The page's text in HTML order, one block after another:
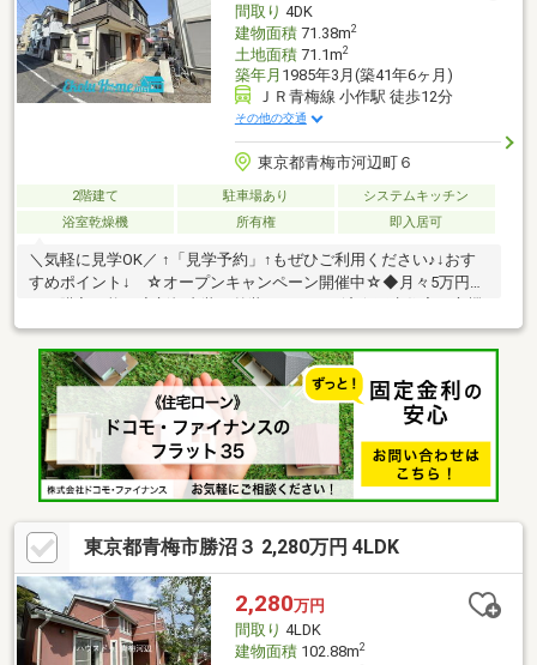
間取り 4DK
建物面積71.38m2
土地面積71.1m2
築年月 1985年3月(築41年6ヶ月)
ＪＲ青梅線 小作駅 徒歩12分
その他の交通
東京都青梅市河辺町６
2階建て 駐車場あり
システムキッチン
浴室乾燥機
所有権 即入居可
＼気軽に見学OK／ ↑「見学予約」↑もぜひご利用ください♪↓おす
すめポイント↓ ☆オープンキャンペーン開催中☆◆月々5万円台
一転新生活♪◆南向きで陽当たり良好な明るい住まい☆◆庭付き
の4DK！使いやすい間取りも魅力です♪◆カースペース1台あり
（車種による）－ Life Information －◇ファミリーマート・・・
徒歩約3分◇オザム・・・徒歩約7分◇河辺小学校・・・徒歩約10
分＊オープンキャンペーン詳細は下記の「プレゼント情報」をご
覧ください☆＊いつでもお気軽にお問い合わせください♪
東京都青梅市勝沼３ 2,280万円 4LDK
2,280万円
間取り 4LDK
建物面積102.88m2